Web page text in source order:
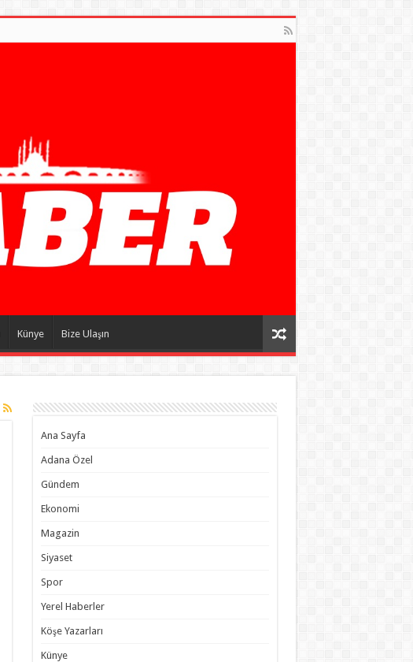
Künye Bize Ulaşın
Ana Sayfa
Adana Özel
Gündem
Ekonomi
Magazin
Siyaset
Spor
Yerel Haberler
Köşe Yazarları
Künye